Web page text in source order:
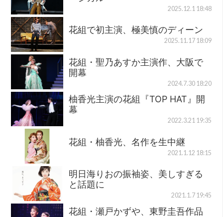
2025.12.1 18:48
花組で初主演、極美慎のディーン
2025.11.17 18:09
花組・聖乃あすか主演作、大阪で
開幕
2024.7.30 18:20
柚香光主演の花組『TOP HAT』開
幕
2022.3.21 19:35
花組・柚香光、名作を生中継
2021.1.12 18:15
明日海りおの振袖姿、美しすぎる
と話題に
2021.1.7 19:45
花組・瀬戸かずや、東野圭吾作品